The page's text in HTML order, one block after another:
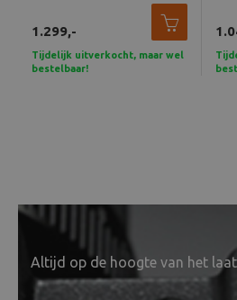
1.299,-
Tijdelijk uitverkocht, maar wel
bestelbaar!
Altijd op de hoogte van het